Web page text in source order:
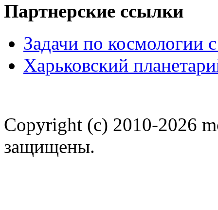
Партнерские ссылки
Задачи по космологии
Харьковский
Copyright (c) 2010-2026
защищены.